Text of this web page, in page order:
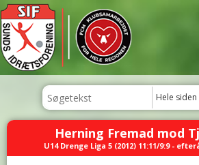
Hele siden
Herning Fremad mod
U14 Drenge Liga 5 (2012) 11:11/9:9 -